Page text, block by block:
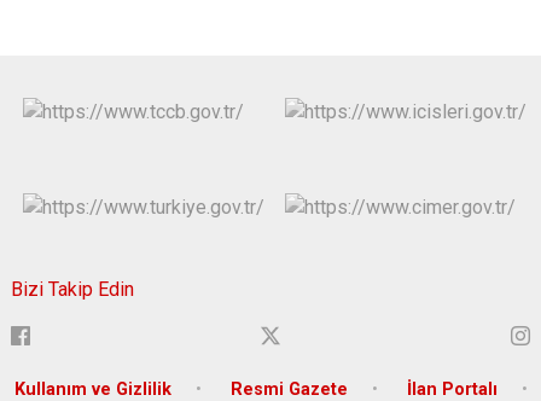
Bizi Takip Edin
Kullanım ve Gizlilik Resmi Gazete İlan Portalı